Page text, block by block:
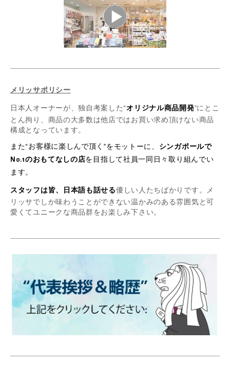
メリッサポリシー
日本人オーナーが、独自考案した“オリジナル商品開発”にとこ
とん拘り、商品の大多数は他店ではお買い求め頂けない商品
構成となっています。
また“お客様に楽しんで頂く”をモットーに、 シンガポールで
No.1のおもてなしの店を目指して社員一同日々取り組んでい
ます。
スタッフは皆、日本語も話せる優しい人たちばかりです。メ
リッサでしか味わうことができない温かみのある雰囲気と可
愛くてユニークな商品群をお楽しみ下さい。